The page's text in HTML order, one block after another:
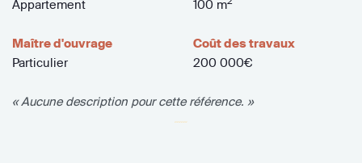
Appartement
100 m
Maître d'ouvrage
Particulier
Coût des travaux
200 000€
« Aucune description pour cette référence. »